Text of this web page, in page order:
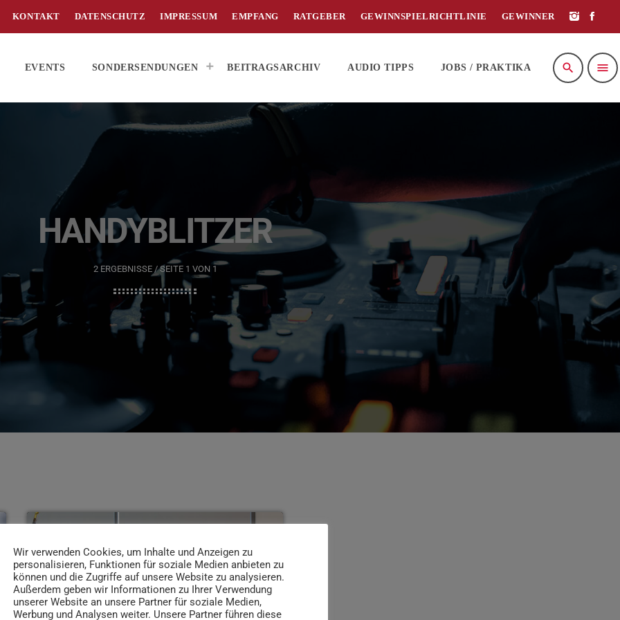
KONTAKT DATENSCHUTZ IMPRESSUM EMPFANG RATGEBER GEWINNSPIELRICHTLINIE GEWINNER
EVENTS SONDERSENDUNGEN BEITRAGSARCHIV AUDIO TIPPS JOBS / PRAKTIKA search menu
HANDYBLITZER
2 ERGEBNISSE / SEITE 1 VON 1
insert_link
Wir verwenden Cookies, um Inhalte und Anzeigen zu
personalisieren, Funktionen für soziale Medien anbieten zu
können und die Zugriffe auf unsere Website zu analysieren.
Außerdem geben wir Informationen zu Ihrer Verwendung
unserer Website an unsere Partner für soziale Medien,
Werbung und Analysen weiter. Unsere Partner führen diese